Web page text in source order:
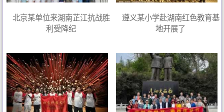
北京某单位来湖南芷江抗战胜
利受降纪
遵义某小学赴湖南红色教育基
地开展了